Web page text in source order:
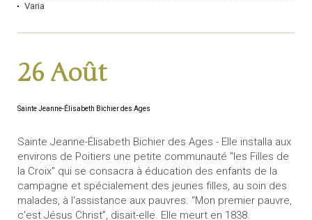
Varia
26 Août
Sainte Jeanne-Élisabeth Bichier des Ages
Sainte Jeanne-Élisabeth Bichier des Ages - Elle installa aux
environs de Poitiers une petite communauté "les Filles de
la Croix" qui se consacra à éducation des enfants de la
campagne et spécialement des jeunes filles, au soin des
malades, à l'assistance aux pauvres. “Mon premier pauvre,
c'est Jésus Christ”, disait-elle. Elle meurt en 1838.